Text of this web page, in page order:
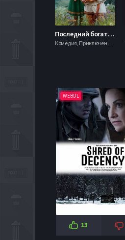
Последний богатырь. Колобок (2026)
Комедия, Приключения, Фэнтези,
WEBDL
13